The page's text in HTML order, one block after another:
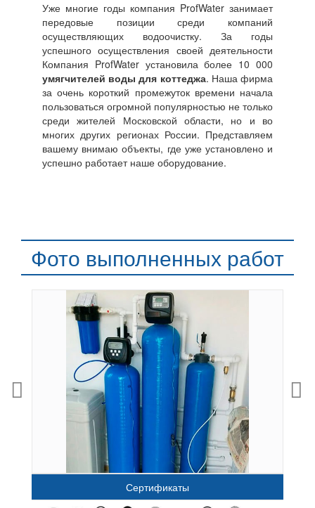
Уже многие годы компания ProfWater занимает
передовые позиции среди компаний
осуществляющих водоочистку. За годы
успешного осуществления своей деятельности
Компания ProfWater установила более 10 000
умягчителей воды для коттеджа. Наша фирма
за очень короткий промежуток времени начала
пользоваться огромной популярностью не только
среди жителей Московской области, но и во
многих других регионах России. Представляем
вашему внимаю объекты, где уже установлено и
успешно работает наше оборудование.
Фото выполненных работ
Сертификаты